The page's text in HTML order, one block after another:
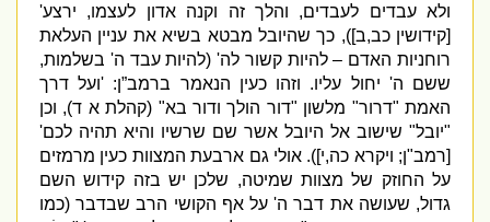
ולא עבדים לעבדים,והלך זה וקנה אדון לעצמו,ירצע'
קידושין כב,ב]),כך שהיובל מבטא בשיא את עניין העלאת
רוחניות האדם – להיות קשור לה' (להיות עבד ה 'בשלמות,
ששם ה 'יחול עליו.וזהו כעין הנאמר ברמב”ן: 'ועל דרך
האמת"דרור"מלשון"דור הולך ודור בא" (קהלת א ד),וכן
יובל"שישוב אל היובל אשר שם שרשיו והיא תהיה לכם'
רמב"ן;ויקרא כה,י]).אולי גם ארבעת המצוות כעין מרמזים
על החוזק של מצוות שמיטה,שלכן יש בזה קידוש השם
גדול,שעושה את דבר ה'על אף הקושי הרב שבדבר(כמו